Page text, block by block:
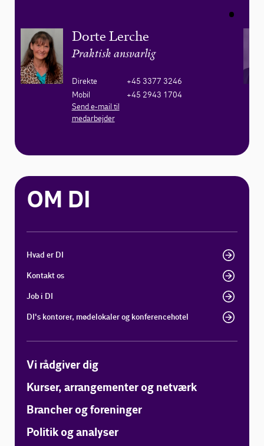
Dorte Lerche
Praktisk ansvarlig
Direkte
+45 3377 3246
Mobil
+45 2943 1704
Send e-mail til
medarbejder
OM DI
Hvad er DI
Kontakt os
Job i DI
DI's kontorer, mødelokaler og konferencehotel
Vi rådgiver dig
Kurser, arrangementer og netværk
Brancher og foreninger
Politik og analyser